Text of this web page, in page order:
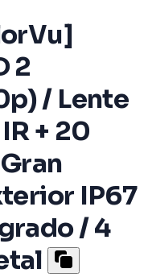
2
/ Lente
+ 20
IP67
/ 4